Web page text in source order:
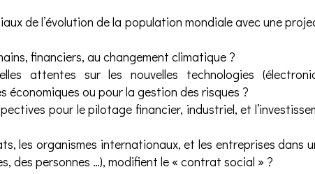
de l’évolution de la population mondiale avec une
financiers, au changement climatique ?
attentes sur les nouvelles technologies
économiques ou pour la gestion des risques ?
pour le pilotage financier, industriel, et
les organismes internationaux, et les entreprises dans
des personnes …), modifient le « contrat social » ?